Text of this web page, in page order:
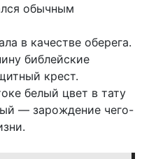
обычным
в качестве оберега.
библейские
крест.
белый цвет в тату
— зарождение чего-